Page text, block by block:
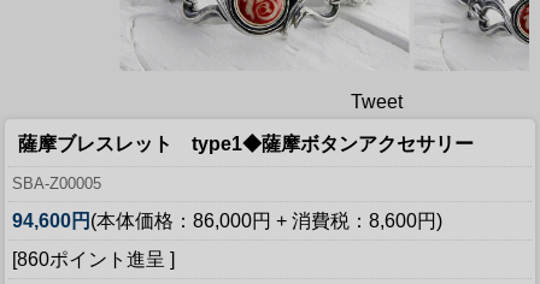
Tweet
薩摩ブレスレット type1◆薩摩ボタンアクセサリー
SBA-Z00005
94,600円 (本体価格：86,000円 + 消費税：8,600円)
[860ポイント進呈 ]